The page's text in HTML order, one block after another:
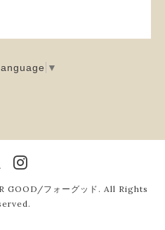
▼
GOOD/フォーグッド . All Rights